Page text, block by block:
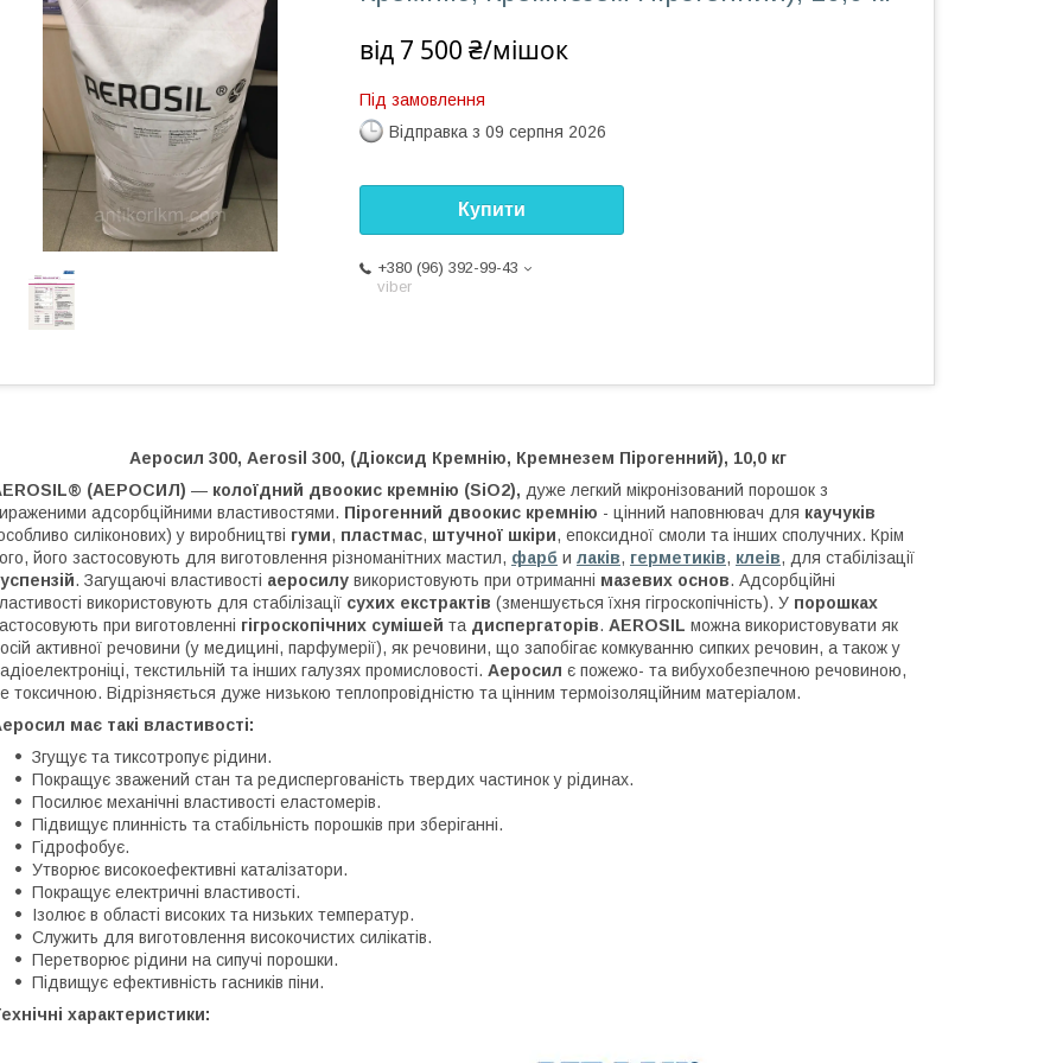
від 7 500 ₴/мішок
Під замовлення
Відправка з 09 серпня 2026
Купити
+380 (96) 392-99-43
viber
Аеросил 300, Aerosil 300, (Діоксид Кремнію, Кремнезем Пірогенний), 10,0 кг
(АЕРОСИЛ) — колоїдний двоокис кремнію (SiO2), дуже легкий мікронізований порошок з
адсорбційними властивостями. Пірогенний двоокис кремнію - цінний наповнювач для каучуків
силіконових) у виробництві гуми, пластмас, штучної шкіри, епоксидної смоли та інших сполучних. Крім
його застосовують для виготовлення різноманітних мастил, фарб и лаків, герметиків, клеів, для стабілізації
. Загущаючі властивості аеросилу використовують при отриманні мазевих основ. Адсорбційні
використовують для стабілізації сухих екстрактів (зменшується їхня гігроскопічність). У порошках
при виготовленні гігроскопічних сумішей та диспергаторів. AEROSIL можна використовувати як
активної речовини (у медицині, парфумерії), як речовини, що запобігає комкуванню сипких речовин, а також у
текстильній та інших галузях промисловості. Аеросил є пожежо- та вибухобезпечною речовиною,
токсичною. Відрізняється дуже низькою теплопровідністю та цінним термоізоляційним матеріалом.
має такі властивості:
Згущує та тиксотропує рідини.
Покращує зважений стан та редиспергованість твердих частинок у рідинах.
Посилює механічні властивості еластомерів.
Підвищує плинність та стабільність порошків при зберіганні.
Гідрофобує.
Утворює високоефективні каталізатори.
Покращує електричні властивості.
Ізолює в області високих та низьких температур.
Служить для виготовлення високочистих силікатів.
Перетворює рідини на сипучі порошки.
Підвищує ефективність гасників піни.
характеристики: